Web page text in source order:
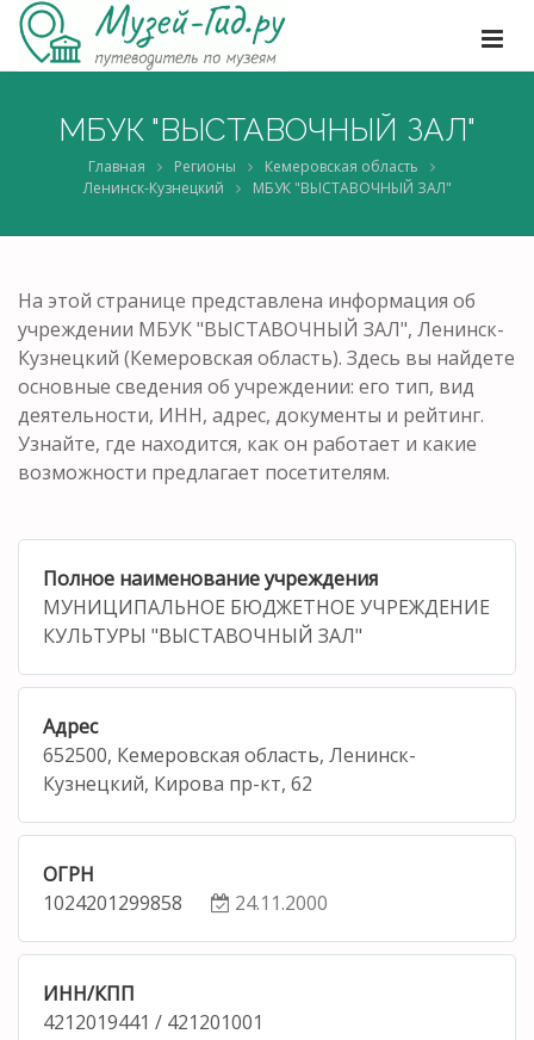
МБУК "ВЫСТАВОЧНЫЙ ЗАЛ"
Главная Регионы
Кемеровская область
Ленинск-Кузнецкий
МБУК "ВЫСТАВОЧНЫЙ ЗАЛ"
На этой странице представлена информация об
учреждении МБУК "ВЫСТАВОЧНЫЙ ЗАЛ", Ленинск-
Кузнецкий (Кемеровская область). Здесь вы найдете
основные сведения об учреждении: его тип, вид
деятельности, ИНН, адрес, документы и рейтинг.
Узнайте, где находится, как он работает и какие
возможности предлагает посетителям.
Полное наименование учреждения
МУНИЦИПАЛЬНОЕ БЮДЖЕТНОЕ УЧРЕЖДЕНИЕ
КУЛЬТУРЫ "ВЫСТАВОЧНЫЙ ЗАЛ"
Адрес
652500, Кемеровская область, Ленинск-
Кузнецкий, Кирова пр-кт, 62
ОГРН
1024201299858
24.11.2000
ИНН/КПП
4212019441 / 421201001